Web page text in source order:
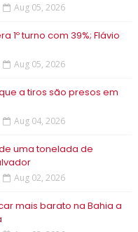
Aug 05, 2026
1º turno com 39%; Flávio
Aug 05, 2026
a tiros são presos em
Aug 04, 2026
uma tonelada de
Aug 02, 2026
mais barato na Bahia a